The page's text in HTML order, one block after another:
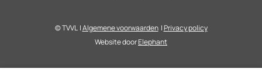
© TVVL|Algemene voorwaarden|Privacy policy
Website doorElephant